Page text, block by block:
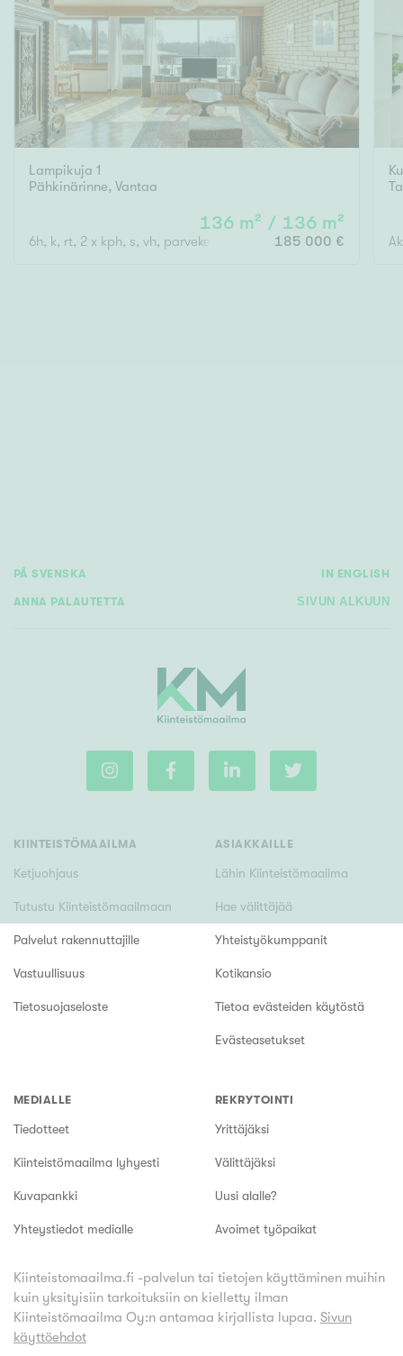
Lampikuja 1
Pähkinärinne, Vantaa
136 m² / 136 m²
6h, k, rt, 2 x kph, s, vh, parveke 185 000 €
PÅ SVENSKA IN ENGLISH
ANNA PALAUTETTA SIVUN ALKUUN
KIINTEISTÖMAAILMA
Ketjuohjaus
Tutustu Kiinteistömaailmaan
Palvelut rakennuttajille
Vastuullisuus
Tietosuojaseloste
ASIAKKAILLE
Lähin Kiinteistömaailma
Hae välittäjää
Yhteistyökumppanit
Kotikansio
Tietoa evästeiden käytöstä
Evästeasetukset
MEDIALLE
Tiedotteet
Kiinteistömaailma lyhyesti
Kuvapankki
Yhteystiedot medialle
REKRYTOINTI
Yrittäjäksi
Välittäjäksi
Uusi alalle?
Avoimet työpaikat
Kiinteistomaailma.fi -palvelun tai tietojen käyttäminen muihin
kuin yksityisiin tarkoituksiin on kielletty ilman
Kiinteistömaailma Oy:n antamaa kirjallista lupaa. Sivun
käyttöehdot